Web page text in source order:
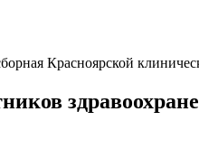
Красноярской